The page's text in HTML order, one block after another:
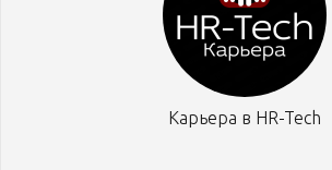
Карьера в HR-Tech